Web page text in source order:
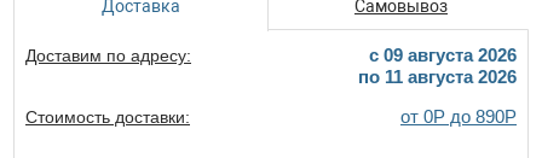
Доставка Самовывоз
Доставим по адресу:
c 09 августа 2026
по 11 августа 2026
Стоимость доставки: от 0Р до 890Р